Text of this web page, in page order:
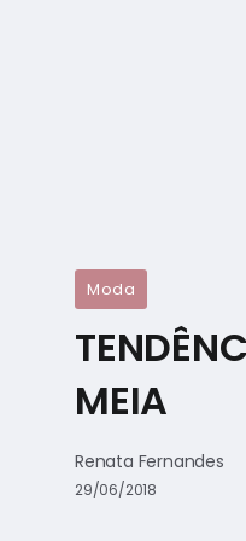
Moda
MEIA
Renata Fernandes
29/06/2018